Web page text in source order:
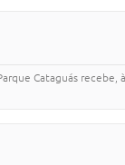
Cataguás